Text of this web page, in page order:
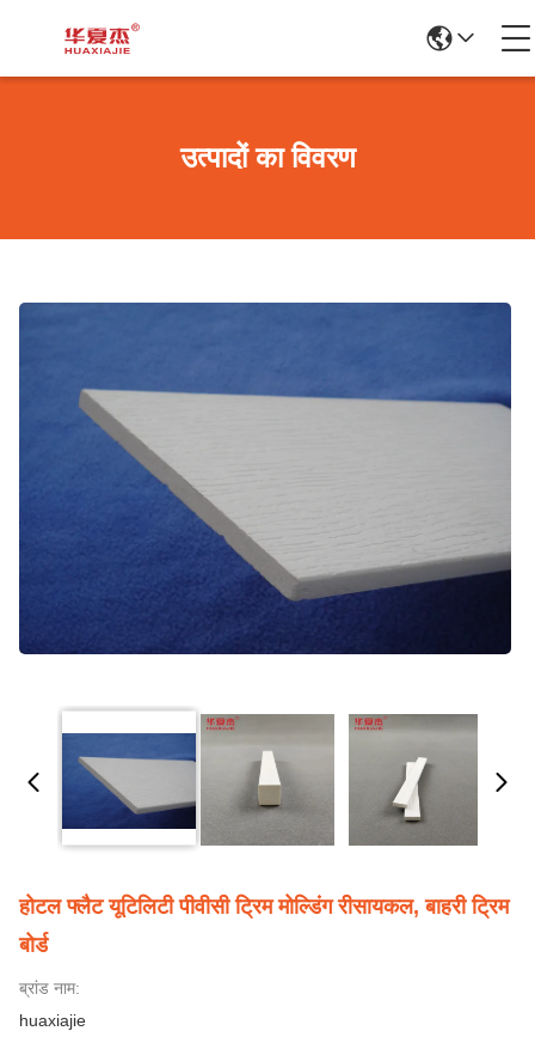
उत्पादों का विवरण
होटल फ्लैट यूटिलिटी पीवीसी ट्रिम मोल्डिंग रीसायकल, बाहरी ट्रिम
बोर्ड
ब्रांड नाम:
huaxiajie